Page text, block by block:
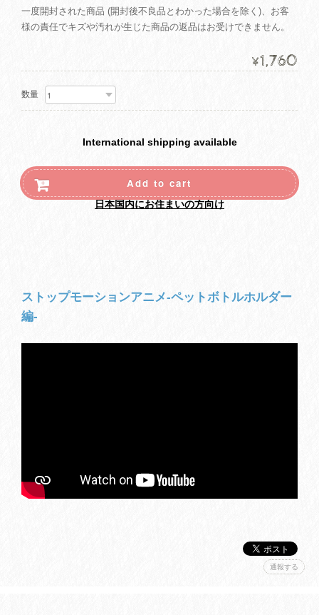
一度開封された商品 (開封後不良品とわかった場合を除く)、お客
様の責任でキズや汚れが生じた商品の返品はお受けできません。
¥1,760
数量
International shipping available
Add to cart
日本国内にお住まいの方向け
ストップモーションアニメ-ペットボトルホルダー
編-
通報する